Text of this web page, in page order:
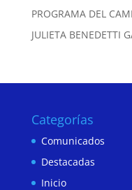
PROGRAMA DEL
JULIETA BENEDETTI
Categorías
Comunicados
Destacadas
Inicio